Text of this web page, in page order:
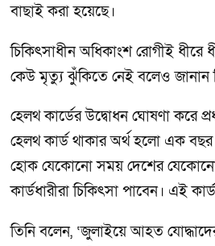
বাছাই করা হয়েছে।
চিকিৎসাধীন অধিকাংশ রোগীই ধীরে
কেউ মৃত্যু ঝুঁকিতে নেই বলেও জানান
হেলথ কার্ডের উদ্বোধন ঘোষণা করে
হেলথ কার্ড থাকার অর্থ হলো এক
হোক যেকোনো সময় দেশের যেকোনো
কার্ডধারীরা চিকিৎসা পাবেন। এই
তিনি বলেন, ‘জুলাইয়ে আহত